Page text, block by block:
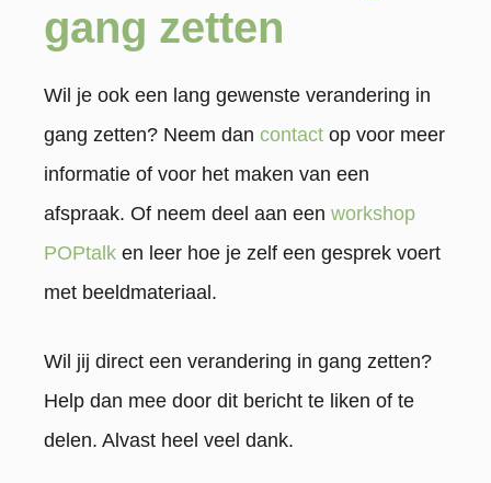
gang zetten
Wil je ook een lang gewenste verandering in
gang zetten? Neem dan contact op voor meer
informatie of voor het maken van een
afspraak. Of neem deel aan een workshop
POPtalk en leer hoe je zelf een gesprek voert
met beeldmateriaal.
Wil jij direct een verandering in gang zetten?
Help dan mee door dit bericht te liken of te
delen. Alvast heel veel dank.